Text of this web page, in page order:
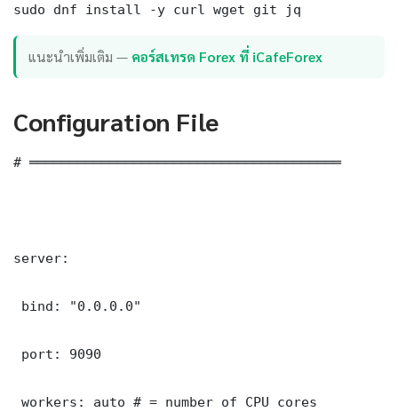
sudo dnf install -y curl wget git jq
แนะนำเพิ่มเติม — คอร์สเทรด Forex ที่ iCafeForex
Configuration File
# ═══════════════════════════════════════
server:
bind: "0.0.0.0"
port: 9090
workers: auto # = number of CPU cores